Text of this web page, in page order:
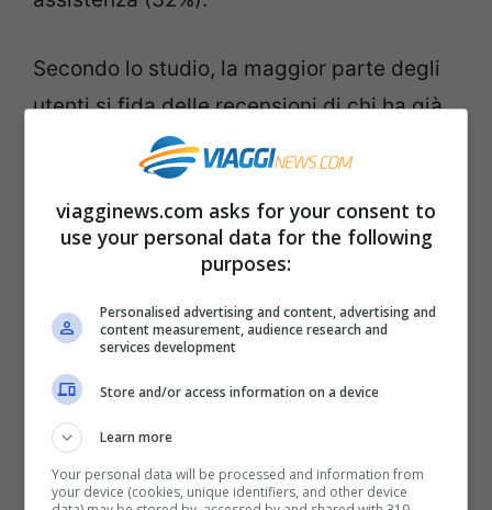
Secondo lo studio, la maggior parte degli
utenti si fida delle recensioni di chi ha già
soggiornato presso l’alloggio (hanno
risposto “abbastanza” il 77% degli utenti,
anche se gli under 35 si fidano nel 90% dei
casi rispetto all’80% degli over 35).
In caso di problemi preferiscono avere
l’assistenza telefonica (75%),
immediatamente seguita dal contatto di
posta elettronica (72%). Se poi prenotano
un appartamento privato, 58 consumatori
viagginews.com asks for your consent to
use your personal data for the following
purposes:
Personalised advertising and content, advertising and
content measurement, audience research and
services development
Store and/or access information on a device
Learn more
Your personal data will be processed and information from
your device (cookies, unique identifiers, and other device